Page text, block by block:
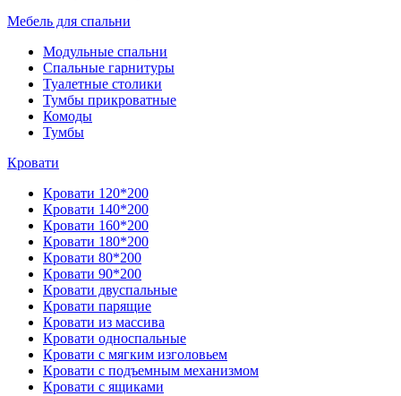
Мебель для спальни
Модульные спальни
Спальные гарнитуры
Туалетные столики
Тумбы прикроватные
Комоды
Тумбы
Кровати
Кровати 120*200
Кровати 140*200
Кровати 160*200
Кровати 180*200
Кровати 80*200
Кровати 90*200
Кровати двуспальные
Кровати парящие
Кровати из массива
Кровати односпальные
Кровати с мягким изголовьем
Кровати с подъемным механизмом
Кровати с ящиками